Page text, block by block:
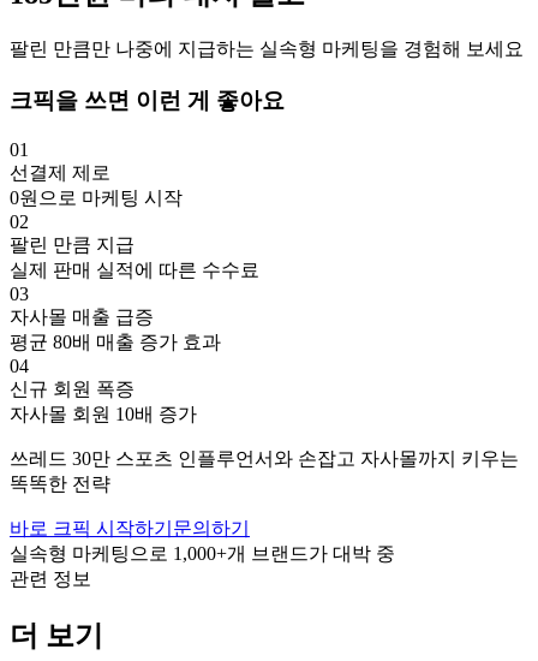
팔린 만큼만 나중에 지급하는 실속형 마케팅을 경험해 보세요
크픽을 쓰면 이런 게 좋아요
01
선결제 제로
0원으로 마케팅 시작
02
팔린 만큼 지급
실제 판매 실적에 따른 수수료
03
자사몰 매출 급증
평균 80배 매출 증가 효과
04
신규 회원 폭증
자사몰 회원 10배 증가
쓰레드 30만 스포츠 인플루언서와 손잡고 자사몰까지 키우는
똑똑한 전략
바로 크픽 시작하기 문의하기
실속형 마케팅으로 1,000+개 브랜드가 대박 중
관련 정보
더 보기